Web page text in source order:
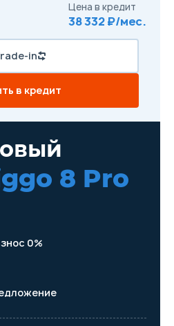
8 Pro
0%
Цена в кредит
38 332 ₽/мес.
in
в кредит